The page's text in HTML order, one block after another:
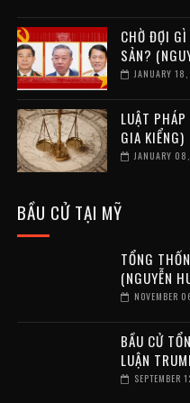
CHỜ ĐỢI
SẢN?
JANUARY
LUẬT
GIA KIỂNG)
JANUARY
BẦU CỬ TẠI MỸ
TỔNG
(NGUYỄN
NOVEMBER
BẦU CỬ
LUẬN
SEPTEMBER